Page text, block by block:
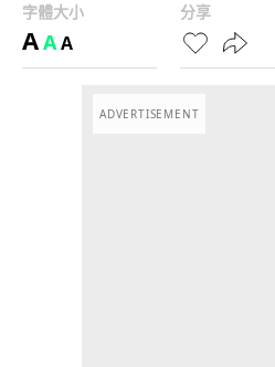
字體大小
AAA
分享
ADVERTISEMENT